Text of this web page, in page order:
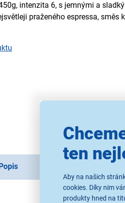
ten
Aby na našich
cookies. Díky nim
produkty hned na
intenzita 6, s jemnými a
praženého espressa, směs
Popis